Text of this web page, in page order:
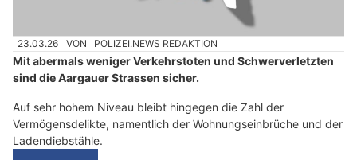
23.03.26 VON POLIZEI.NEWS REDAKTION
Mit abermals weniger Verkehrstoten und Schwerverletzten
sind die Aargauer Strassen sicher.
Auf sehr hohem Niveau bleibt hingegen die Zahl der
Vermögensdelikte, namentlich der Wohnungseinbrüche und der
Ladendiebstähle.